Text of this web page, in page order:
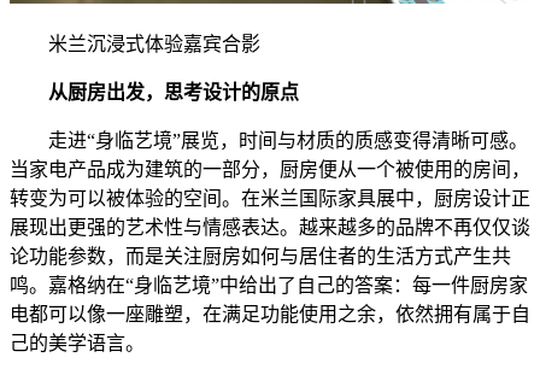
米兰沉浸式体验嘉宾合影
从厨房出发，思考设计的原点
走进“身临艺境”展览，时间与材质的质感变得清晰可感。
当家电产品成为建筑的一部分，厨房便从一个被使用的房间，
转变为可以被体验的空间。在米兰国际家具展中，厨房设计正
展现出更强的艺术性与情感表达。越来越多的品牌不再仅仅谈
论功能参数，而是关注厨房如何与居住者的生活方式产生共
鸣。嘉格纳在“身临艺境”中给出了自己的答案：每一件厨房家
电都可以像一座雕塑，在满足功能使用之余，依然拥有属于自
己的美学语言。